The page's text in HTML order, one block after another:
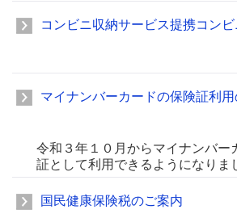
コンビニ収納サービス提携コン
マイナンバーカードの保険証利
令和３年１０月からマイナンバー
証として利用できるようになりま
国民健康保険税のご案内